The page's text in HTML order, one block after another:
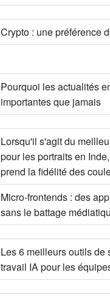
Crypto : une préférence
Pourquoi les actualités
importantes que jamais
Lorsqu'il s'agit du
pour les portraits en
prend la fidélité des
Micro-frontends : des
sans le battage
Les 6 meilleurs outils de
travail IA pour les